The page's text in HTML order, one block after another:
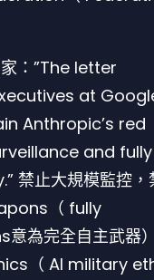
：”The letter
at
Anthropic’s red
and fully
禁止大規模監控，
（ fully
為完全自主武器
（ AI military